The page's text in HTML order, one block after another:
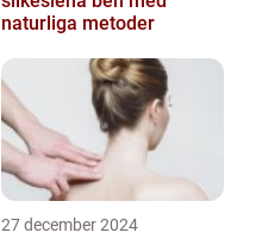
naturliga metoder
27 december 2024